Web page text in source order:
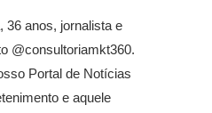
36 anos, jornalista e
@consultoriamkt360.
Portal de Notícias
e aquele